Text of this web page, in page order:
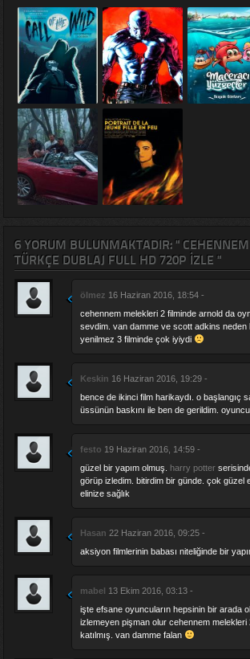
6 YORUM BULUNMAKTADIR: "
TÜRKÇE DUBLAJ FULL HD 720P IZLE "
ölmez 16 Haziran 2016, 18:54 -
cehennem melekleri 2 filminde arnold da
sevdim. van damme ve scott adkins neden
yenilmez 3 filminde çok iyiydi
Keskin 16 Haziran 2016, 19:29 -
bence de ikinci film harikaydı. o başlangıç
üssünün baskını ile ben de gerildim.
festo 19 Haziran 2016, 14:59 -
güzel bir yapım olmuş.
harry potter
görüp izledim. bitirdim bir günde. çok güzel
elinize sağlık
Hasan 22 Haziran 2016, 09:25 -
aksiyon filmlerinin babası niteliğinde bir
mabel 13 Ekim 2016, 03:13 -
işte efsane oyuncuların hepsinin bir arada
izlemeyen pişman olur cehennem melekleri
katılmış. van damme falan